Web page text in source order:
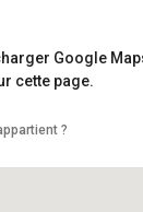
Dame Ouest
Google
cette page.
?